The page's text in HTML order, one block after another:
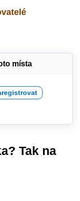
místa
Tak na